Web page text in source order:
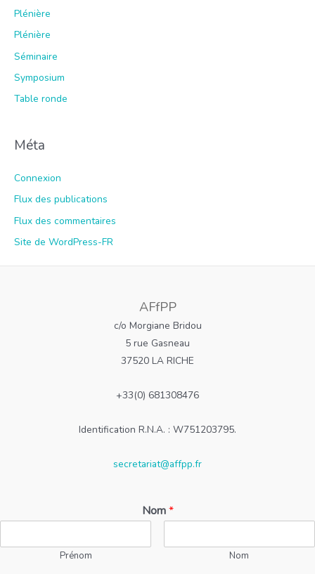
Plénière
Plénière
Séminaire
Symposium
Table ronde
Méta
Connexion
Flux des publications
Flux des commentaires
Site de WordPress-FR
AFfPP
c/o Morgiane Bridou
5 rue Gasneau
37520 LA RICHE
+33(0) 681308476
Identification R.N.A. : W751203795.
secretariat@affpp.fr
Nom*
Prénom Nom